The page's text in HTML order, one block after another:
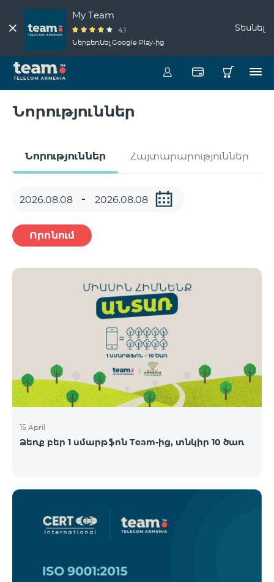
My Team
4.1
Ներբեռնել Google Play-ից
Տեսնել
Նորություններ
Նորություններ Հայտարարություններ
Որոնում
15 April
Ձեռք բեր 1 սմարթֆոն Team-ից, տնկիր 10 ծառ